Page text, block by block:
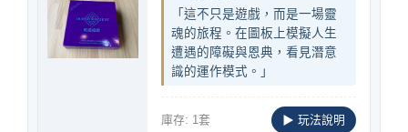
「這不只是遊戲，而是一場靈
魂的旅程。在圖板上模擬人生
遭遇的障礙與恩典，看見潛意
識的運作模式。」
庫存: 1套 ▶ 玩法說明